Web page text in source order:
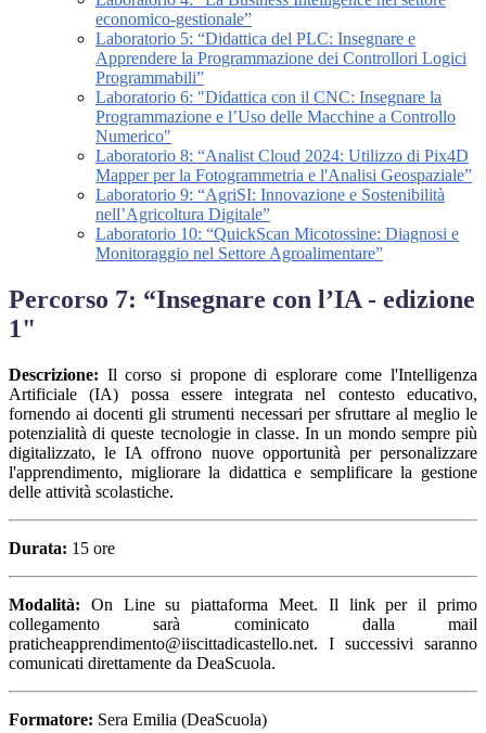
economico-gestionale”
Laboratorio 5: “Didattica del PLC: Insegnare e
Apprendere la Programmazione dei Controllori Logici
Programmabili”
Laboratorio 6: "Didattica con il CNC: Insegnare la
Programmazione e l’Uso delle Macchine a Controllo
Numerico"
Laboratorio 8: “Analist Cloud 2024: Utilizzo di Pix4D
Mapper per la Fotogrammetria e l'Analisi Geospaziale”
Laboratorio 9: “AgriSI: Innovazione e Sostenibilità
nell’Agricoltura Digitale”
Laboratorio 10: “QuickScan Micotossine: Diagnosi e
Monitoraggio nel Settore Agroalimentare”
Percorso 7: “Insegnare con l’IA - edizione
1"
Descrizione: Il corso si propone di esplorare come l'Intelligenza
Artificiale (IA) possa essere integrata nel contesto educativo,
fornendo ai docenti gli strumenti necessari per sfruttare al meglio le
potenzialità di queste tecnologie in classe. In un mondo sempre più
digitalizzato, le IA offrono nuove opportunità per personalizzare
l'apprendimento, migliorare la didattica e semplificare la gestione
delle attività scolastiche.
Durata: 15 ore
Modalità: On Line su piattaforma Meet. Il link per il primo
collegamento sarà cominicato dalla mail
praticheapprendimento@iiscittadicastello.net. I successivi saranno
comunicati direttamente da DeaScuola.
Formatore: Sera Emilia (DeaScuola)